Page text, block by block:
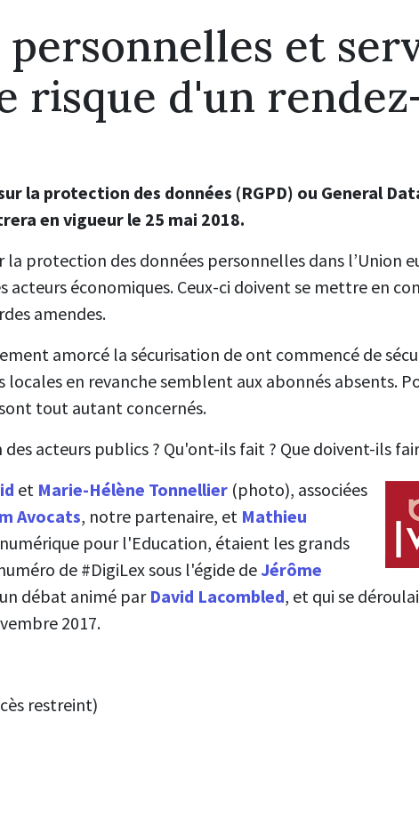
personnelles et
risque d'un
la protection des données (RGPD) ou General
en vigueur le 25 mai 2018.
la protection des données personnelles dans l’Union
acteurs économiques. Ceux-ci doivent se mettre en
amendes.
amorcé la sécurisation de ont commencé de
en revanche semblent aux abonnés absents.
tout autant concernés.
acteurs publics ? Qu'ont-ils fait ? Que doivent-ils
et Marie-Hélène Tonnellier (photo), associées
Avocats, notre partenaire, et Mathieu
pour l'Education, étaient les grands
de #DigiLex sous l'égide deJérôme
débat animé par David Lacombled, et qui se
2017.
restreint)